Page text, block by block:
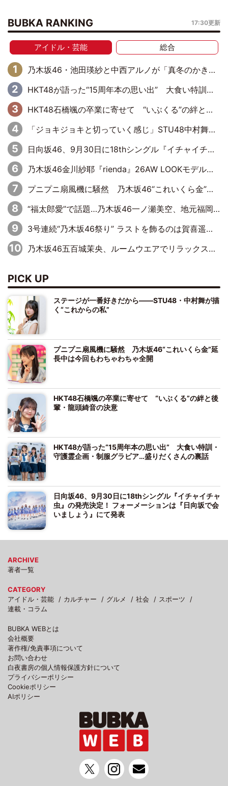
BUBKA RANKING 17:30更新
アイドル・芸能 総合
乃木坂46・池田瑛紗と中西アルノが「真冬のかき氷」騒動で火花散らす！ 因縁の裏にあるのは、逆境をともに“凌”ぐ似た者同士の絆
HKT48が語った“15周年本の思い出” 大食い特訓・守護霊企画・制服グラビア…盛りだくさんの裏話
HKT48石橋颯の卒業に寄せて “いぶくる”の絆と後輩・龍頭綺音の決意
「ジョキジョキと切っていく感じ」STU48中村舞、新しい挑戦は自らの手で
日向坂46、9月30日に18thシングル『イチャイチャ虫』の発売決定！ フォーメーションは『日向坂で会いましょう』にて発表
乃木坂46金川紗耶『rienda』26AW LOOKモデルに就任
プニプニ扇風機に騒然 乃木坂46“これいくら金”延長中は今回もわちゃわちゃ全開
“福太郎愛”で話題…乃木坂46一ノ瀬美空、地元福岡『めんべい25周年トップサポーター』に就任
3号連続“乃木坂46祭り” ラストを飾るのは賀喜遥香…5年ぶりの登場に「5年分大人になった私を見ていただけたら」
乃木坂46五百城茉央、ルームウエアでリラックス「今回のグラビアを見て成長を感じていただけるとうれしい」
PICK UP
ステージが一番好きだから――STU48・中村舞が描
く“これからの私”
プニプニ扇風機に騒然 乃木坂46“これいくら金”延
長中は今回もわちゃわちゃ全開
HKT48石橋颯の卒業に寄せて “いぶくる”の絆と後
輩・龍頭綺音の決意
HKT48が語った“15周年本の思い出” 大食い特訓・
守護霊企画・制服グラビア…盛りだくさんの裏話
日向坂46、9月30日に18thシングル『イチャイチャ
虫』の発売決定！ フォーメーションは『日向坂で会
いましょう』にて発表
ARCHIVE
著者一覧
CATEGORY
アイドル・芸能
カルチャー グルメ 社会
スポーツ
連載・コラム
BUBKA WEBとは
会社概要
著作権/免責事項について
お問い合わせ
白夜書房の個人情報保護方針について
プライバシーポリシー
Cookieポリシー
AIポリシー